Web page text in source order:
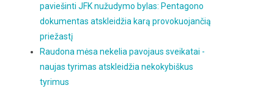
paviešinti JFK nužudymo bylas: Pentagono
dokumentas atskleidžia karą provokuojančią
priežastį
Raudona mėsa nekelia pavojaus sveikatai -
naujas tyrimas atskleidžia nekokybiškus
tyrimus